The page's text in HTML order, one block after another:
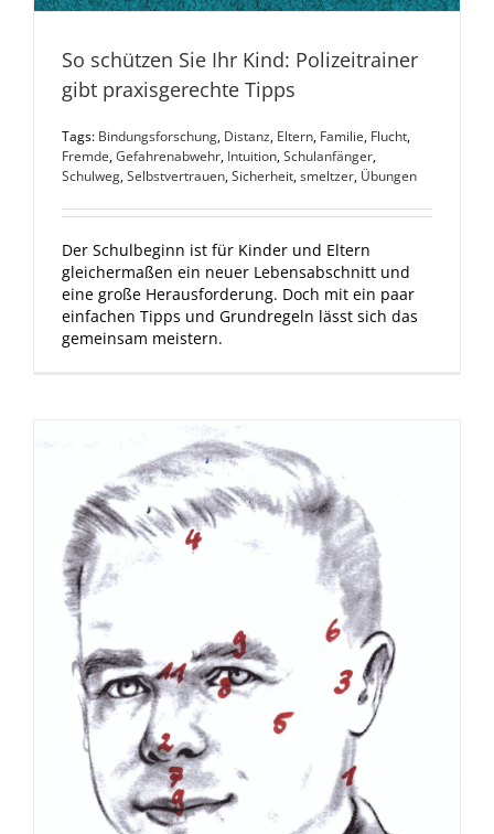
So schützen Sie Ihr Kind: Polizeitrainer
gibt praxisgerechte Tipps
Tags: Bindungsforschung, Distanz, Eltern, Familie, Flucht,
Fremde,Gefahrenabwehr, Intuition,Schulanfänger,
Schulweg,Selbstvertrauen,Sicherheit,smeltzer, Übungen
Der Schulbeginn ist für Kinder und Eltern
gleichermaßen ein neuer Lebensabschnitt und
eine große Herausforderung. Doch mit ein paar
einfachen Tipps und Grundregeln lässt sich das
gemeinsam meistern.